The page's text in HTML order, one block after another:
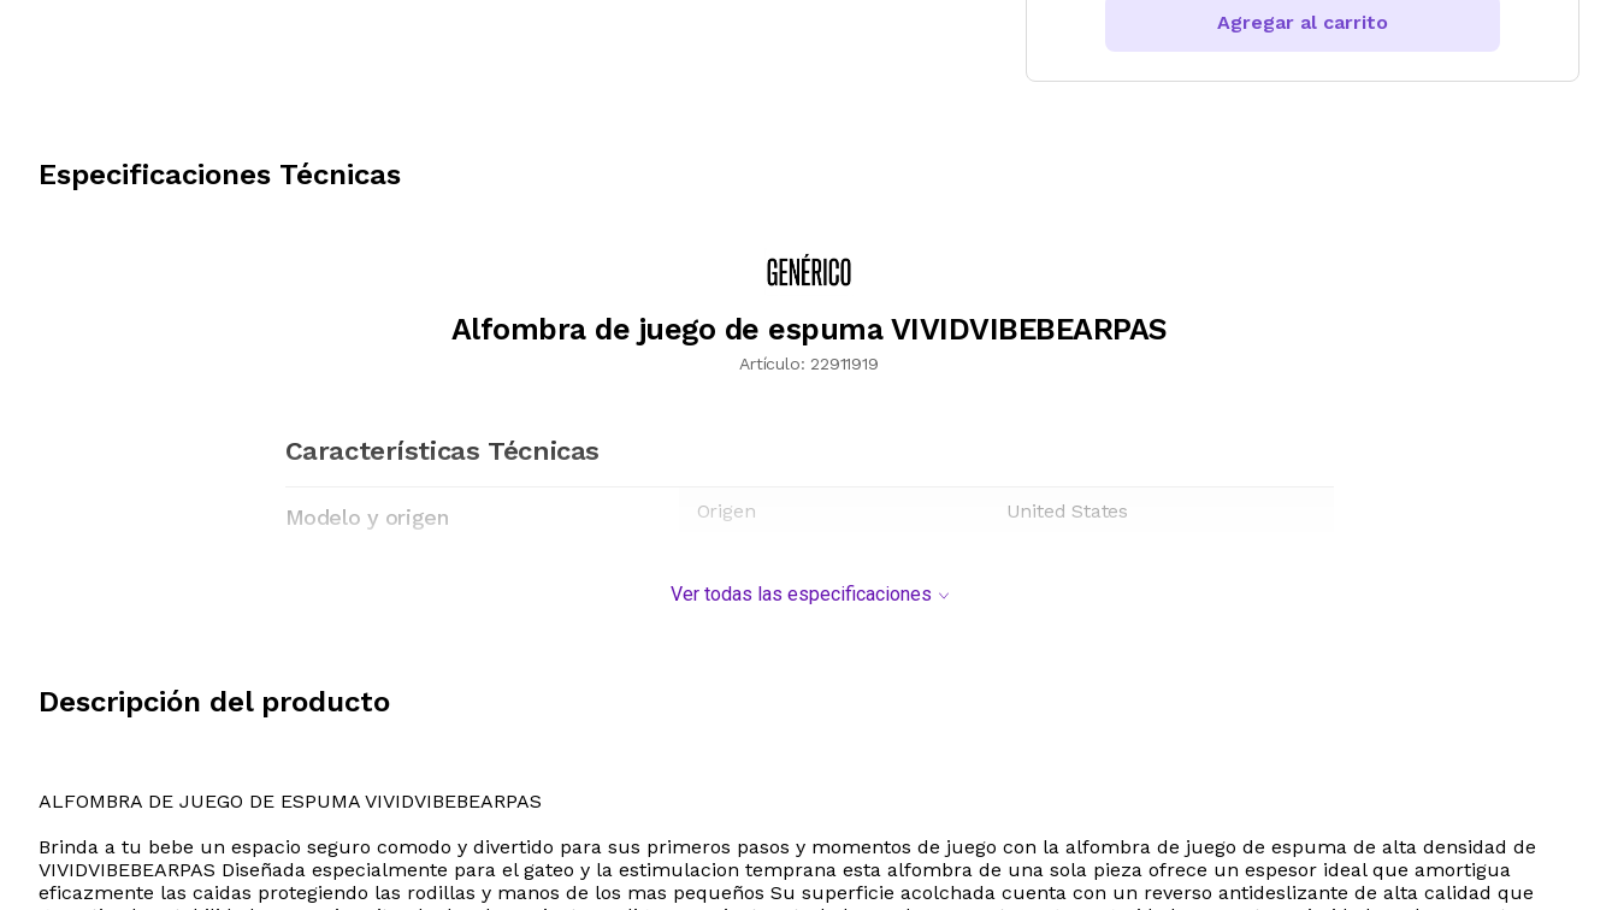
Agregar al carrito
Especificaciones Técnicas
Alfombra de juego de espuma VIVIDVIBEBEARPAS
Artículo: 22911919
Características Técnicas
Modelo y origen Origen United States
Ver todas las especificaciones
Descripción del producto
ALFOMBRA DE JUEGO DE ESPUMA VIVIDVIBEBEARPAS
Brinda a tu bebe un espacio seguro comodo y divertido para sus primeros pasos y momentos de juego con la alfombra de juego de espuma de alta densidad de
VIVIDVIBEBEARPAS Diseñada especialmente para el gateo y la estimulacion temprana esta alfombra de una sola pieza ofrece un espesor ideal que amortigua
eficazmente las caidas protegiendo las rodillas y manos de los mas pequeños Su superficie acolchada cuenta con un reverso antideslizante de alta calidad que